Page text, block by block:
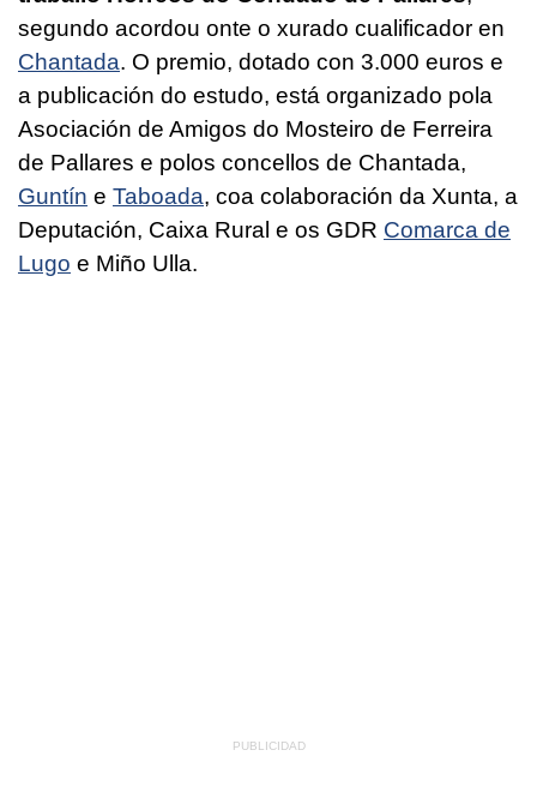
segundo acordou onte o xurado cualificador en
Chantada. O premio, dotado con 3.000 euros e
a publicación do estudo, está organizado pola
Asociación de Amigos do Mosteiro de Ferreira
de Pallares e polos concellos de Chantada,
Guntín e Taboada, coa colaboración da Xunta, a
Deputación, Caixa Rural e os GDR Comarca de
Lugo e Miño Ulla.